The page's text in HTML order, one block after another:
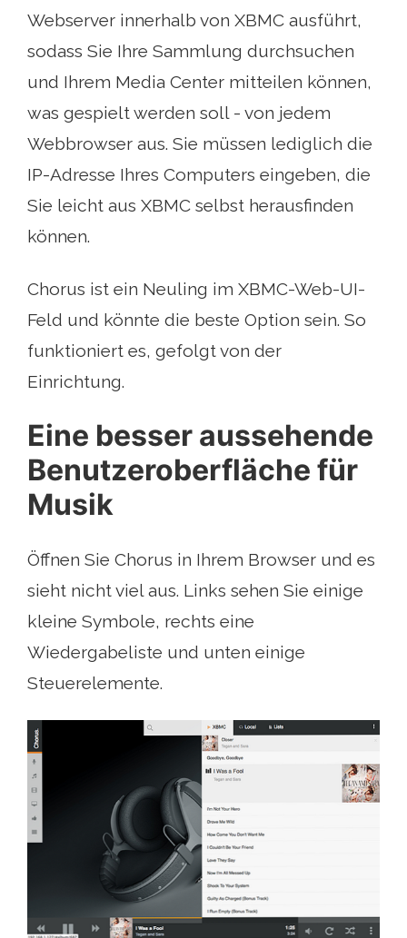
Webserver innerhalb von XBMC ausführt,
sodass Sie Ihre Sammlung durchsuchen
und Ihrem Media Center mitteilen können,
was gespielt werden soll - von jedem
Webbrowser aus. Sie müssen lediglich die
IP-Adresse Ihres Computers eingeben, die
Sie leicht aus XBMC selbst herausfinden
können.
Chorus ist ein Neuling im XBMC-Web-UI-
Feld und könnte die beste Option sein. So
funktioniert es, gefolgt von der
Einrichtung.
Eine besser aussehende
Benutzeroberfläche für
Musik
Öffnen Sie Chorus in Ihrem Browser und es
sieht nicht viel aus. Links sehen Sie einige
kleine Symbole, rechts eine
Wiedergabeliste und unten einige
Steuerelemente.